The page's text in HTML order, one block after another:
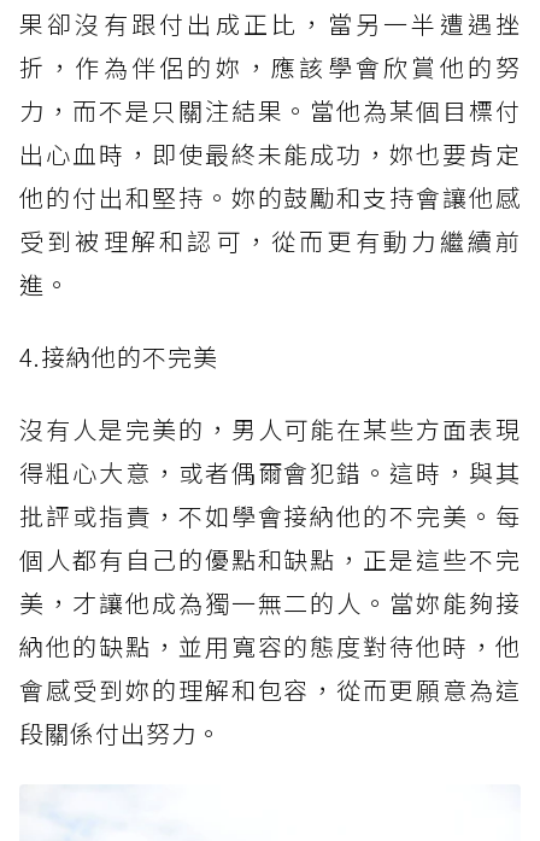
果卻沒有跟付出成正比，當另一半遭遇挫
折，作為伴侶的妳，應該學會欣賞他的努
力，而不是只關注結果。當他為某個目標付
出心血時，即使最終未能成功，妳也要肯定
他的付出和堅持。妳的鼓勵和支持會讓他感
受到被理解和認可，從而更有動力繼續前
進。
4.接納他的不完美
沒有人是完美的，男人可能在某些方面表現
得粗心大意，或者偶爾會犯錯。這時，與其
批評或指責，不如學會接納他的不完美。每
個人都有自己的優點和缺點，正是這些不完
美，才讓他成為獨一無二的人。當妳能夠接
納他的缺點，並用寬容的態度對待他時，他
會感受到妳的理解和包容，從而更願意為這
段關係付出努力。